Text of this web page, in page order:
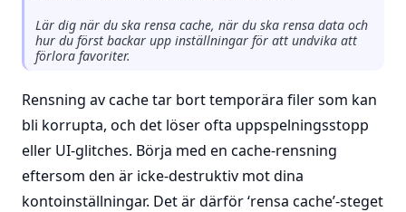
Lär dig när du ska rensa cache, när du ska rensa data och
hur du först backar upp inställningar för att undvika att
förlora favoriter.
Rensning av cache tar bort temporära filer som kan
bli korrupta, och det löser ofta uppspelningsstopp
eller UI-glitches. Börja med en cache-rensning
eftersom den är icke-destruktiv mot dina
kontoinställningar. Det är därför ‘rensa cache’-steget